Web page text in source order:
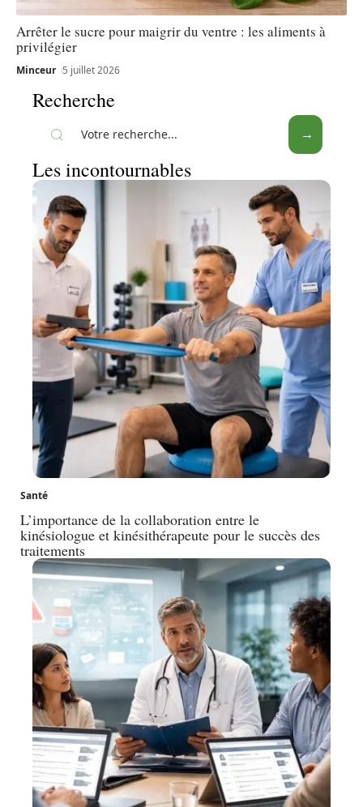
Arrêter le sucre pour maigrir du ventre : les aliments à
privilégier
Minceur 5 juillet 2026
Recherche
Les incontournables
Santé
L’importance de la collaboration entre le
kinésiologue et kinésithérapeute pour le succès des
traitements